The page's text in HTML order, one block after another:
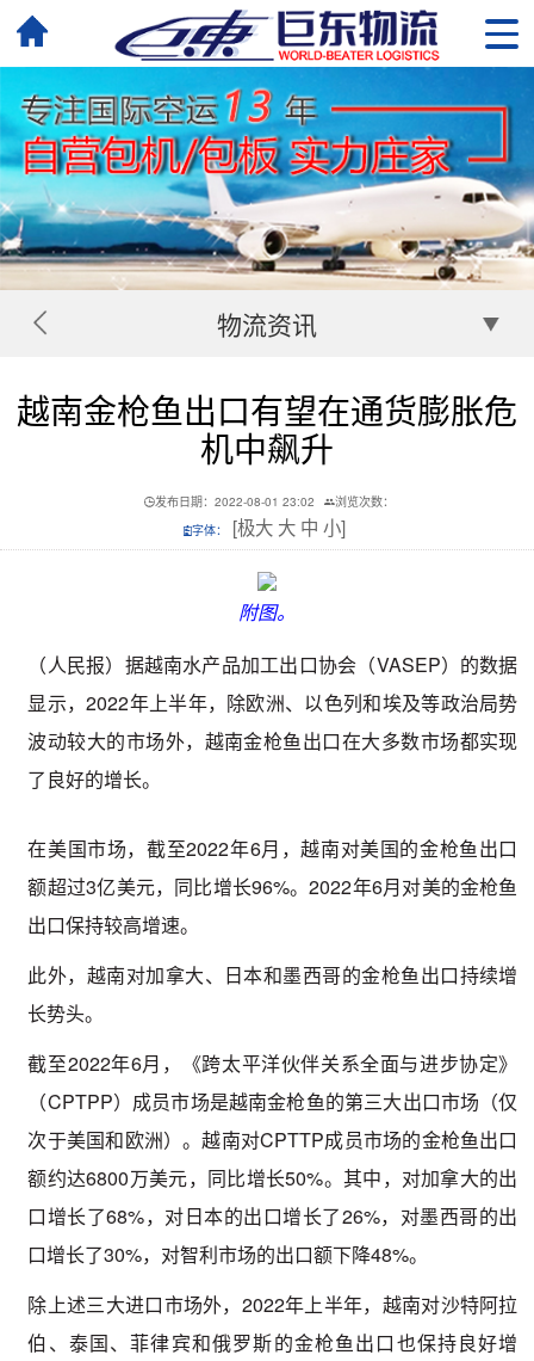
物流资讯
越南金枪鱼出口有望在通货膨胀危
机中飙升
发布日期：2022-08-01 23:02
浏览次数：
字体：
[极大 大 中 小]
附图。
（人民报）据越南水产品加工出口协会（VASEP）的数据
显示，2022年上半年，除欧洲、以色列和埃及等政治局势
波动较大的市场外，越南金枪鱼出口在大多数市场都实现
了良好的增长。
在美国市场，截至2022年6月，越南对美国的金枪鱼出口
额超过3亿美元，同比增长96%。2022年6月对美的金枪鱼
出口保持较高增速。
此外，越南对加拿大、日本和墨西哥的金枪鱼出口持续增
长势头。
截至2022年6月，《跨太平洋伙伴关系全面与进步协定》
（CPTPP）成员市场是越南金枪鱼的第三大出口市场（仅
次于美国和欧洲）。越南对CPTTP成员市场的金枪鱼出口
额约达6800万美元，同比增长50%。其中，对加拿大的出
口增长了68%，对日本的出口增长了26%，对墨西哥的出
口增长了30%，对智利市场的出口额下降48%。
除上述三大进口市场外，2022年上半年，越南对沙特阿拉
伯、泰国、菲律宾和俄罗斯的金枪鱼出口也保持良好增